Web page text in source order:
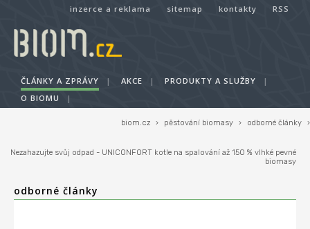
inzerce a reklama sitemap kontakty RSS
ČLÁNKY A ZPRÁVY | AKCE | PRODUKTY A SLUŽBY
|
O BIOMU
|
biom.cz › pěstování biomasy › odborné články ›
Nezahazujte svůj odpad - UNICONFORT kotle na spalování až 150 % vlhké pevné
biomasy
odborné články